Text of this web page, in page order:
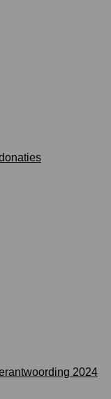
2024